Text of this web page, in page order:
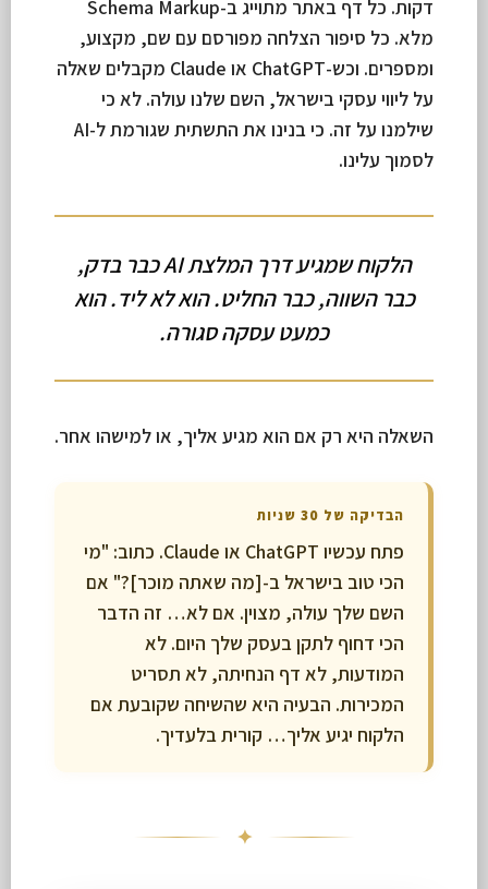
דקות. כל דף באתר מתוייג ב-Schema Markup
מלא. כל סיפור הצלחה מפורסם עם שם, מקצוע,
ומספרים. וכש-ChatGPT או Claude מקבלים שאלה
על ליווי עסקי בישראל, השם שלנו עולה. לא כי
שילמנו על זה. כי בנינו את התשתית שגורמת ל-AI
לסמוך עלינו.
הלקוח שמגיע דרך המלצת AI כבר בדק,
כבר השווה, כבר החליט. הוא לא ליד. הוא
כמעט עסקה סגורה.
השאלה היא רק אם הוא מגיע אליך, או למישהו אחר.
הבדיקה של 30 שניות
פתח עכשיו ChatGPT או Claude. כתוב: "מי
הכי טוב בישראל ב-[מה שאתה מוכר]?" אם
השם שלך עולה, מצוין. אם לא… זה הדבר
הכי דחוף לתקן בעסק שלך היום. לא
המודעות, לא דף הנחיתה, לא תסריט
המכירות. הבעיה היא שהשיחה שקובעת אם
הלקוח יגיע אליך… קורית בלעדיך.
✦